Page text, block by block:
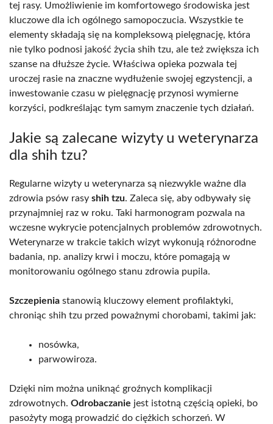
tej rasy. Umożliwienie im komfortowego środowiska jest
kluczowe dla ich ogólnego samopoczucia. Wszystkie te
elementy składają się na kompleksową pielęgnację, która
nie tylko podnosi jakość życia shih tzu, ale też zwiększa ich
szanse na dłuższe życie. Właściwa opieka pozwala tej
uroczej rasie na znaczne wydłużenie swojej egzystencji, a
inwestowanie czasu w pielęgnację przynosi wymierne
korzyści, podkreślając tym samym znaczenie tych działań.
Jakie są zalecane wizyty u weterynarza
dla shih tzu?
Regularne wizyty u weterynarza są niezwykle ważne dla
zdrowia psów rasy shih tzu. Zaleca się, aby odbywały się
przynajmniej raz w roku. Taki harmonogram pozwala na
wczesne wykrycie potencjalnych problemów zdrowotnych.
Weterynarze w trakcie takich wizyt wykonują różnorodne
badania, np. analizy krwi i moczu, które pomagają w
monitorowaniu ogólnego stanu zdrowia pupila.
Szczepienia stanowią kluczowy element profilaktyki,
chroniąc shih tzu przed poważnymi chorobami, takimi jak:
nosówka,
parwowiroza.
Dzięki nim można uniknąć groźnych komplikacji
zdrowotnych. Odrobaczanie jest istotną częścią opieki, bo
pasożyty mogą prowadzić do ciężkich schorzeń. W